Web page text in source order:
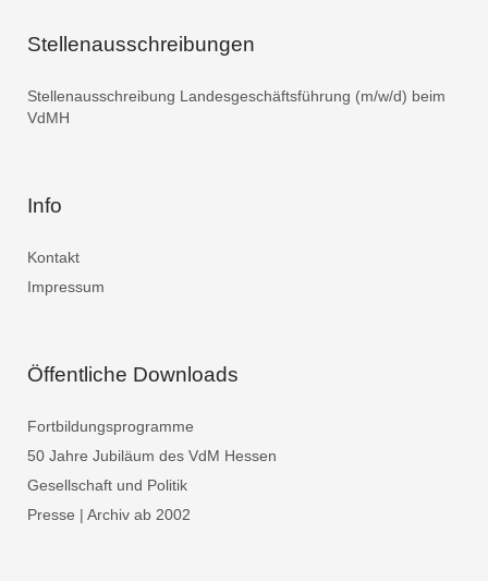
Stellenausschreibungen
Stellenausschreibung Landesgeschäftsführung (m/w/d) beim
VdMH
Info
Kontakt
Impressum
Öffentliche Downloads
Fortbildungsprogramme
50 Jahre Jubiläum des VdM Hessen
Gesellschaft und Politik
Presse | Archiv ab 2002